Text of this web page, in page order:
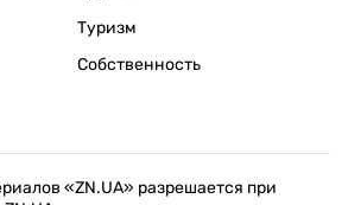
Туризм
Собственность
«ZN.UA» разрешается при